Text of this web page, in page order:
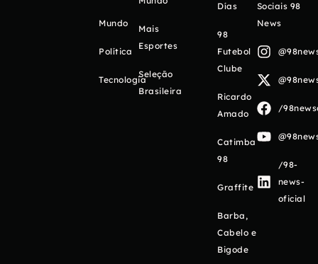
Mundo
Política
Tecnologia
Mais
Esportes
Seleção
Brasileira
Días
98
Futebol
Clube
Ricardo
Amado
Catimba
98
Graffite
Barba,
Cabelo e
Bigode
Sociais 98
News
/
/98-
news-
oficial